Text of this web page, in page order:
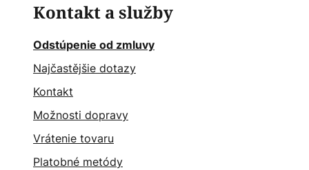
Kontakt a služby
Odstúpenie od zmluvy
Najčastějšie dotazy
Kontakt
Možnosti dopravy
Vrátenie tovaru
Platobné metódy